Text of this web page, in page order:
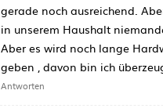
gerade noch ausreichend.
in unserem Haushalt
Aber es wird noch lange
geben , davon bin ich
Antworten